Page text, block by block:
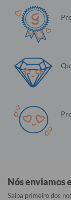
Nós enviamos
Saiba primeiro dos